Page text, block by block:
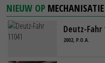
NIEUW OP MECHANISATIE
Deutz-Fahr
2002, P.O.A.